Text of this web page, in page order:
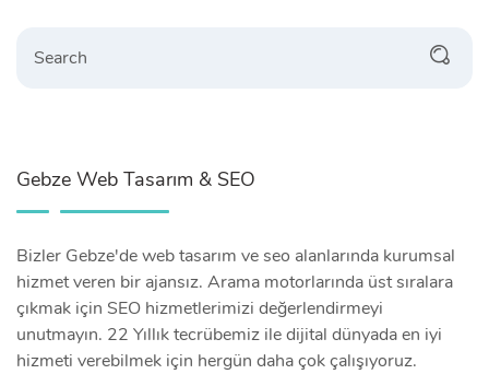
Gebze Web Tasarım & SEO
Bizler Gebze'de web tasarım ve seo alanlarında kurumsal
hizmet veren bir ajansız. Arama motorlarında üst sıralara
çıkmak için SEO hizmetlerimizi değerlendirmeyi
unutmayın. 22 Yıllık tecrübemiz ile dijital dünyada en iyi
hizmeti verebilmek için hergün daha çok çalışıyoruz.